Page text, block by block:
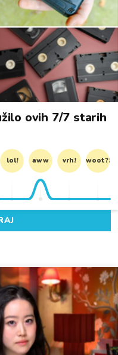
ovih 7/7 starih
lol! aww vrh! woot?!